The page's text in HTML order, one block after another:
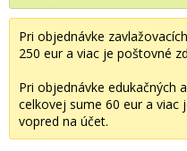
Pri objednávke
250 eur a viac je poštovné
Pri objednávke edukačných
celkovej sume 60 eur a viac
vopred na účet.